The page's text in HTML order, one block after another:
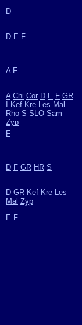
D
D E F
A F
A Chi Cor D E F GR
Kef Kre Les Mal
Rho S SLO Sam
Zyp
F
D F GR HR S
D GR Kef Kre Les
Mal Zyp
E F